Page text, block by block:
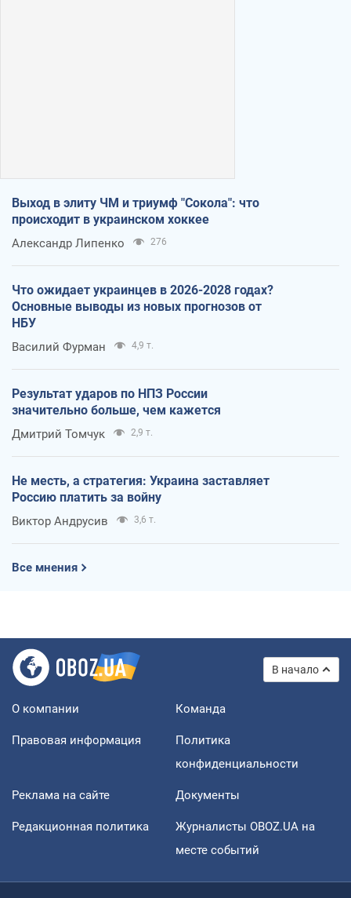
Выход в элиту ЧМ и триумф "Сокола": что
происходит в украинском хоккее
Александр Липенко 276
Что ожидает украинцев в 2026-2028 годах?
Основные выводы из новых прогнозов от
НБУ
Василий Фурман 4,9 т.
Результат ударов по НПЗ России
значительно больше, чем кажется
Дмитрий Томчук 2,9 т.
Не месть, а стратегия: Украина заставляет
Россию платить за войну
Виктор Андрусив 3,6 т.
Все мнения
В начало
О компании Команда
Правовая информация
Политика
конфиденциальности
Реклама на сайте Документы
Редакционная политика
Журналисты OBOZ.UA на
месте событий